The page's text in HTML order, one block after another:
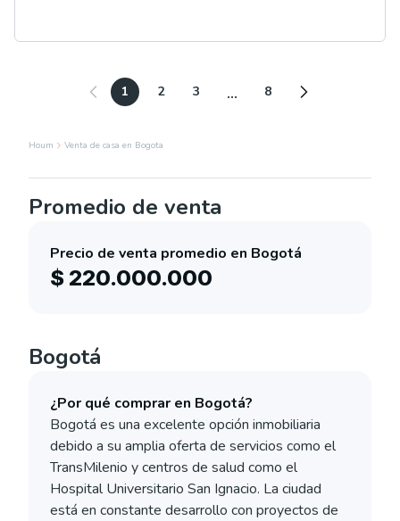
1 2 3 ... 8
Houm Venta de casa en Bogota
Promedio de venta
Precio de venta promedio en Bogotá
$ 220.000.000
Bogotá
¿Por qué comprar en Bogotá?
Bogotá es una excelente opción inmobiliaria
debido a su amplia oferta de servicios como el
TransMilenio y centros de salud como el
Hospital Universitario San Ignacio. La ciudad
está en constante desarrollo con proyectos de